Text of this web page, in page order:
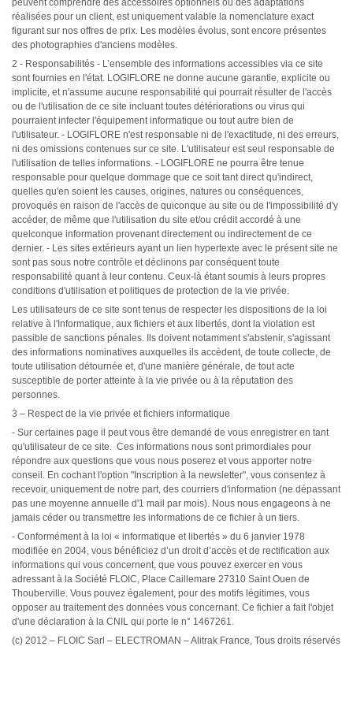
peuvent comprendre des accessoires optionnels ou des adaptations
réalisées pour un client, est uniquement valable la nomenclature exact
figurant sur nos offres de prix. Les modèles évolus, sont encore présentes
des photographies d'anciens modèles.
2 - Responsabilités - L’ensemble des informations accessibles via ce site
sont fournies en l'état. LOGIFLORE ne donne aucune garantie, explicite ou
implicite, et n'assume aucune responsabilité qui pourrait résulter de l'accès
ou de l'utilisation de ce site incluant toutes détériorations ou virus qui
pourraient infecter l'équipement informatique ou tout autre bien de
l'utilisateur. - LOGIFLORE n'est responsable ni de l'exactitude, ni des erreurs,
ni des omissions contenues sur ce site. L'utilisateur est seul responsable de
l'utilisation de telles informations. - LOGIFLORE ne pourra être tenue
responsable pour quelque dommage que ce soit tant direct qu'indirect,
quelles qu'en soient les causes, origines, natures ou conséquences,
provoqués en raison de l'accès de quiconque au site ou de l'impossibilité d'y
accéder, de même que l'utilisation du site et/ou crédit accordé à une
quelconque information provenant directement ou indirectement de ce
dernier. - Les sites extérieurs ayant un lien hypertexte avec le présent site ne
sont pas sous notre contrôle et déclinons par conséquent toute
responsabilité quant à leur contenu. Ceux-là étant soumis à leurs propres
conditions d'utilisation et politiques de protection de la vie privée.
Les utilisateurs de ce site sont tenus de respecter les dispositions de la loi
relative à l'Informatique, aux fichiers et aux libertés, dont la violation est
passible de sanctions pénales. Ils doivent notamment s'abstenir, s'agissant
des informations nominatives auxquelles ils accèdent, de toute collecte, de
toute utilisation détournée et, d'une manière générale, de tout acte
susceptible de porter atteinte à la vie privée ou à la réputation des
personnes.
3 – Respect de la vie privée et fichiers informatique
- Sur certaines page il peut vous être demandé de vous enregistrer en tant
qu'utilisateur de ce site. Ces informations nous sont primordiales pour
répondre aux questions que vous nous poserez et vous apporter notre
conseil. En cochant l'option "Inscription à la newsletter", vous consentez à
recevoir, uniquement de notre part, des courriers d'information (ne dépassant
pas une moyenne annuelle d'1 mail par mois). Nous nous engageons à ne
jamais céder ou transmettre les informations de ce fichier à un tiers.
- Conformément à la loi « informatique et libertés » du 6 janvier 1978
modifiée en 2004, vous bénéficiez d’un droit d’accès et de rectification aux
informations qui vous concernent, que vous pouvez exercer en vous
adressant à la Société FLOIC, Place Caillemare 27310 Saint Ouen de
Thouberville. Vous pouvez également, pour des motifs légitimes, vous
opposer au traitement des données vous concernant. Ce fichier a fait l'objet
d'une déclaration à la CNIL qui porte le n° 1467261.
(c) 2012 – FLOIC Sarl – ELECTROMAN – Alitrak France, Tous droits réservés